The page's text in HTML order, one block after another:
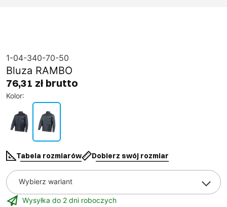
1-04-340-70-50
Bluza RAMBO
76,31 zł brutto
Kolor:
Tabela rozmiarów Dobierz swój rozmiar
Wybierz wariant
Wysyłka do 2 dni roboczych